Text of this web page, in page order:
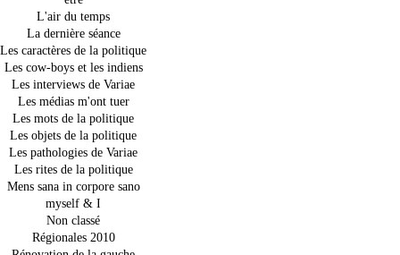
L'air du temps
La dernière séance
Les caractères de la politique
Les cow-boys et les indiens
Les interviews de Variae
Les médias m'ont tuer
Les mots de la politique
Les objets de la politique
Les pathologies de Variae
Les rites de la politique
Mens sana in corpore sano
myself & I
Non classé
Régionales 2010